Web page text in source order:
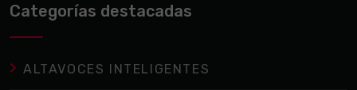
Categorías destacadas
ALTAVOCES INTELIGENTES